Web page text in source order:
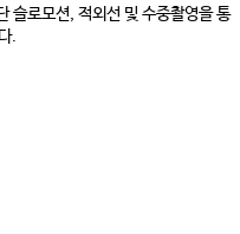
슬로모션, 적외선 및 수중촬영을 통
.